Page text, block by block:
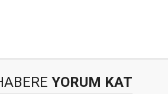
YORUM KAT